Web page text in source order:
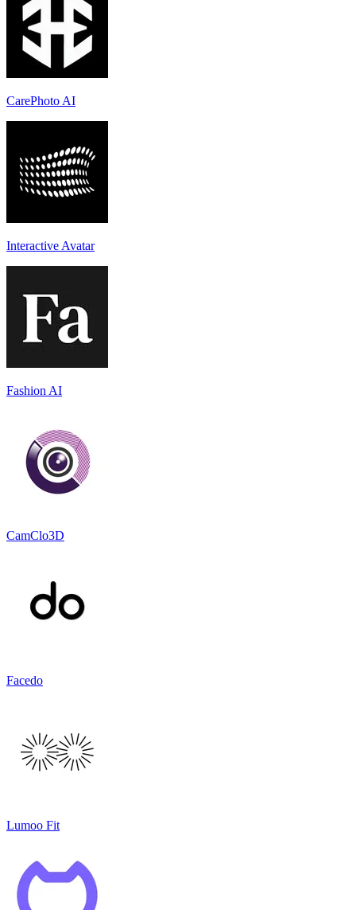
CarePhoto AI
Interactive Avatar
Fashion AI
CamClo3D
Facedo
Lumoo Fit